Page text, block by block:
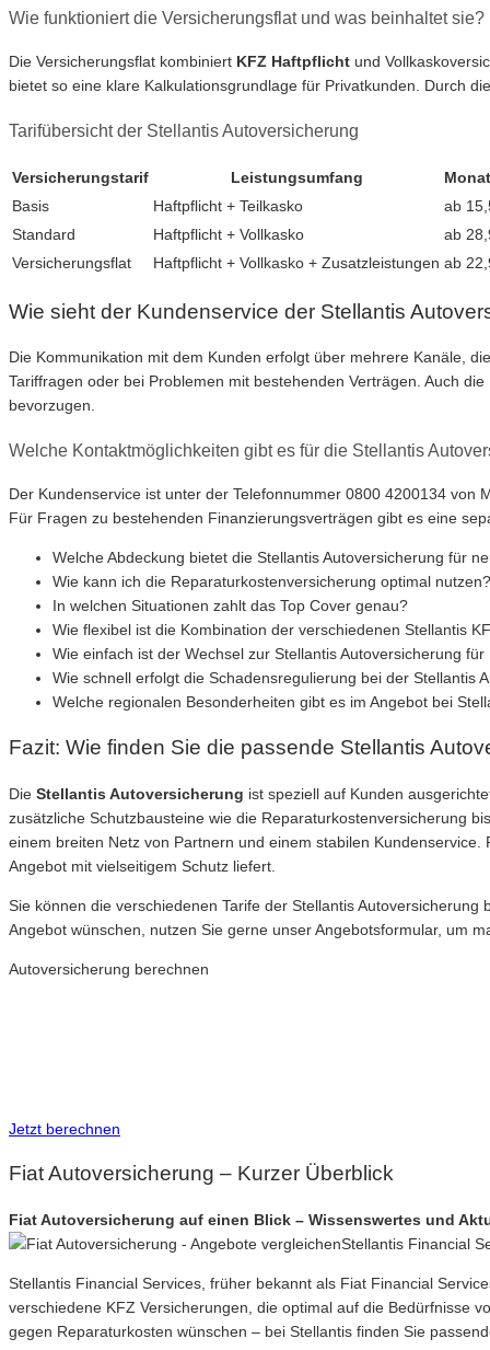
Wie funktioniert die Versicherungsflat und was beinhaltet sie?
Die Versicherungsflat kombiniert KFZ Haftpflicht und
bietet so eine klare Kalkulationsgrundlage für Privatkunden. Durch
Tarifübersicht der Stellantis Autoversicherung
Versicherungstarif Leistungsumfang
Basis
Haftpflicht + Teilkasko
ab
Standard
Haftpflicht + Vollkasko
ab
Versicherungsflat
Haftpflicht + Vollkasko + Zusatzleistungen ab
Wie sieht der Kundenservice der Stellantis
Die Kommunikation mit dem Kunden erfolgt über mehrere Kanäle,
Tariffragen oder bei Problemen mit bestehenden Verträgen. Auch
bevorzugen.
Welche Kontaktmöglichkeiten gibt es für die Stellantis
Der Kundenservice ist unter der Telefonnummer 0800 4200134
Für Fragen zu bestehenden Finanzierungsverträgen gibt es eine
Welche Abdeckung bietet die Stellantis Autoversicherung für
Wie kann ich die Reparaturkostenversicherung optimal nutzen?
In welchen Situationen zahlt das Top Cover genau?
Wie flexibel ist die Kombination der verschiedenen Stellantis
Wie einfach ist der Wechsel zur Stellantis Autoversicherung
Wie schnell erfolgt die Schadensregulierung bei der Stellantis
Welche regionalen Besonderheiten gibt es im Angebot bei
Fazit: Wie finden Sie die passende Stellantis
Die Stellantis Autoversicherung ist speziell auf Kunden
zusätzliche Schutzbausteine wie die Reparaturkostenversicherung
einem breiten Netz von Partnern und einem stabilen
Angebot mit vielseitigem Schutz liefert.
Sie können die verschiedenen Tarife der Stellantis Autoversicherung
Angebot wünschen, nutzen Sie gerne unser Angebotsformular, um
Autoversicherung berechnen
Jetzt berechnen
Fiat Autoversicherung – Kurzer Überblick
Fiat Autoversicherung auf einen Blick – Wissenswertes und
Stellantis Financial
Stellantis Financial Services, früher bekannt als Fiat Financial
verschiedene KFZ Versicherungen, die optimal auf die Bedürfnisse
gegen Reparaturkosten wünschen – bei Stellantis finden Sie